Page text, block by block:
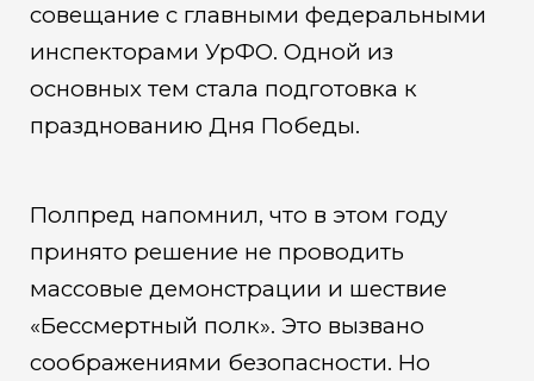
совещание с главными федеральными
инспекторами УрФО. Одной из
основных тем стала подготовка к
празднованию Дня Победы.
Полпред напомнил, что в этом году
принято решение не проводить
массовые демонстрации и шествие
«Бессмертный полк». Это вызвано
соображениями безопасности. Но